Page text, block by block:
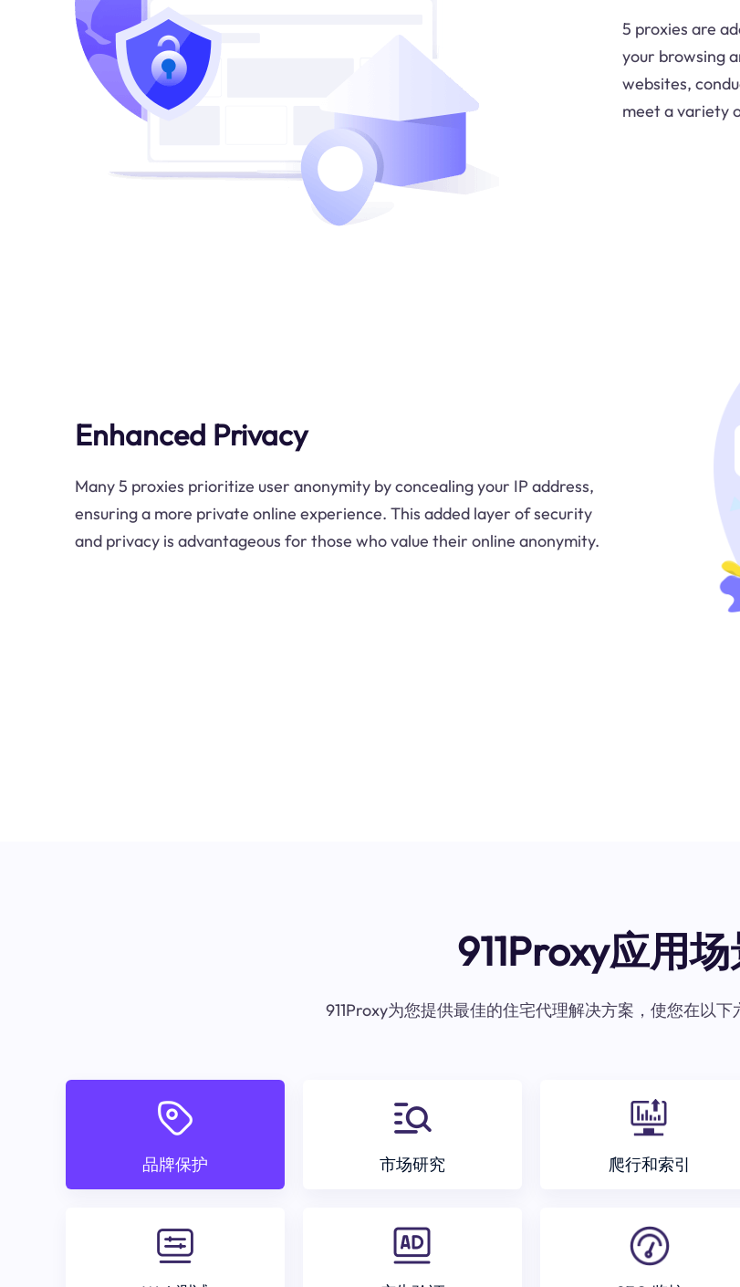
5 proxies are
your browsing
websites,
meet a variety
Enhanced Privacy
Many 5 proxies prioritize user anonymity by concealing your IP address,
ensuring a more private online experience. This added layer of security
and privacy is advantageous for those who value their online anonymity.
911Proxy应用
911Proxy为您提供最佳的住宅代理解决方案，使您在以
品牌保护 市场研究 爬行和索引